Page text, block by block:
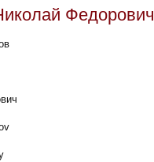
Федорович